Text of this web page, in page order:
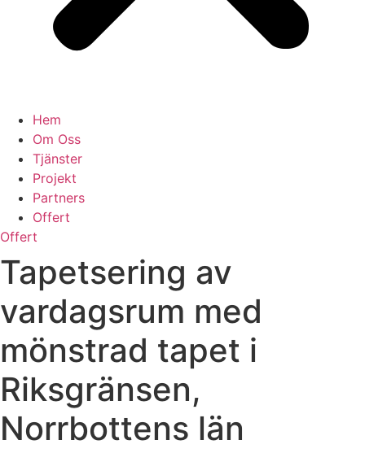
Hem
Om Oss
Tjänster
Projekt
Partners
Offert
Offert
Tapetsering av
vardagsrum med
mönstrad tapet i
Riksgränsen,
Norrbottens län